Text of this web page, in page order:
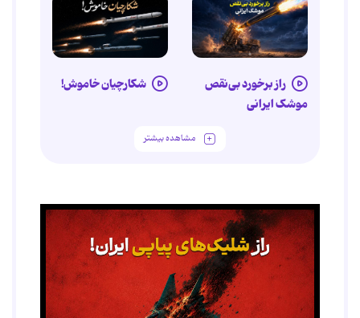
راز برخورد بی‌نقص
موشک ایرانی
شکارچیان خاموش!
مشاهده بیشتر